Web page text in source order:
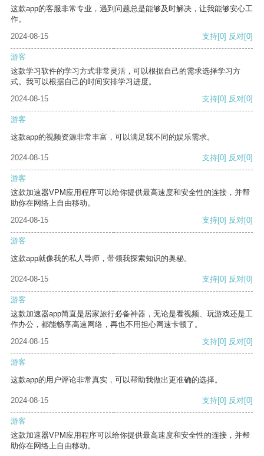
这款app的客服非常专业，遇到问题总是能够及时解决，让我能够安心工
作。
2024-08-15
支持[0] 反对[0]
游客
这款学习软件的学习方式非常灵活，可以根据自己的需求选择学习方
式。我可以根据自己的时间安排学习进度。
2024-08-15
支持[0] 反对[0]
游客
这款app的视频资源非常丰富，可以满足我不同的娱乐需求。
2024-08-15 支持[0] 反对[0]
游客
这款加速器VPM应用程序可以给你提供最高速度和安全性的连接，并帮
助你在网络上自由移动。
2024-08-15
支持[0] 反对[0]
游客
这款app就像我的私人导师，带领我探索知识的奥秘。
2024-08-15 支持[0] 反对[0]
游客
这款加速器app简直是居家旅行必备神器，无论是看视频、玩游戏还是工
作办公，都能畅享高速网络，再也不用担心网速卡顿了。
2024-08-15
支持[0] 反对[0]
游客
这款app的用户评论非常真实，可以帮助我做出更准确的选择。
2024-08-15 支持[0] 反对[0]
游客
这款加速器VPM应用程序可以给你提供最高速度和安全性的连接，并帮
助你在网络上自由移动。